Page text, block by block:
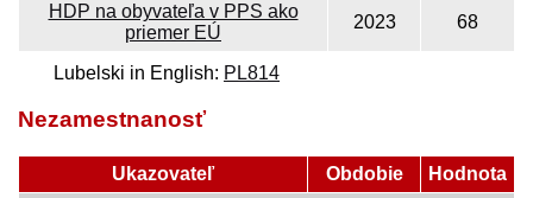
HDP na obyvateľa v PPS ako
priemer EÚ
2023 68
Lubelski in English: PL814
Nezamestnanosť
Ukazovateľ Obdobie
Hodnota